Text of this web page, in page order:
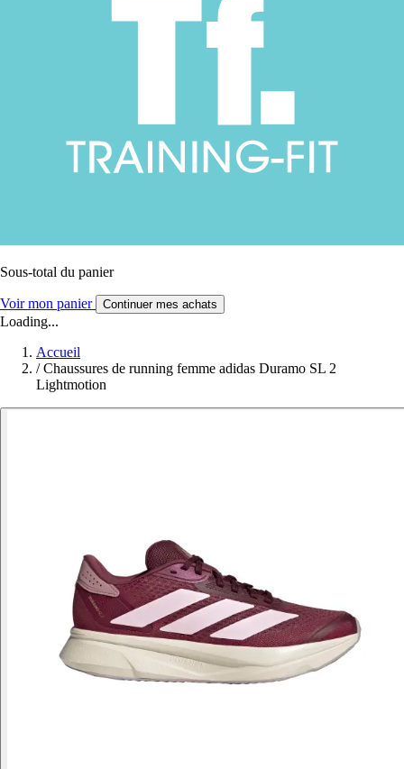
Sous-total du panier
Voir mon panier Continuer mes achats
Loading...
Accueil
/ Chaussures de running femme adidas Duramo SL 2
Lightmotion